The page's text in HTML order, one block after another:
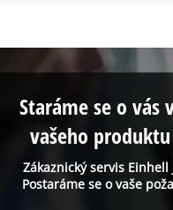
Zákaznický servis
Postaráme se o vaše
Staráme se o vás
vašeho